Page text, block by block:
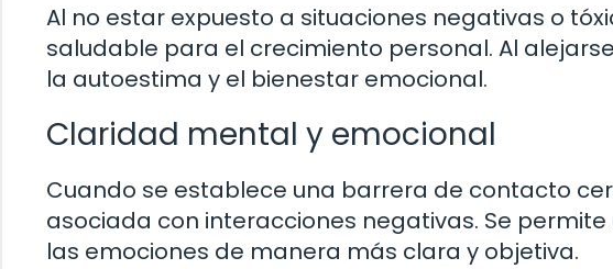
Al no estar expuesto a situaciones negativas o
saludable para el crecimiento personal. Al
la autoestima y el bienestar emocional.
Claridad mental y emocional
Cuando se establece una barrera de contacto
asociada con interacciones negativas. Se
las emociones de manera más clara y objetiva.